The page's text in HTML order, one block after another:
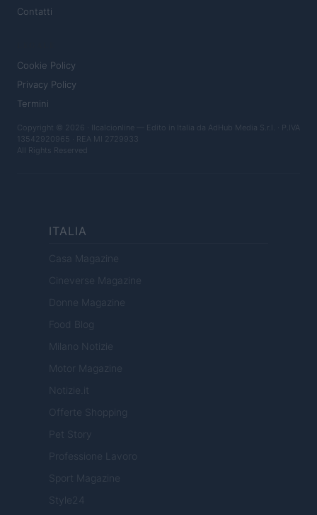
Contatti
Cookie Policy
Privacy Policy
Termini
Copyright © 2026 · Ilcalcionline — Edito in Italia da AdHub Media S.r.l. · P.IVA
13542920965 · REA MI 2729933
All Rights Reserved
ITALIA
Casa Magazine
Cineverse Magazine
Donne Magazine
Food Blog
Milano Notizie
Motor Magazine
Notizie.it
Offerte Shopping
Pet Story
Professione Lavoro
Sport Magazine
Style24